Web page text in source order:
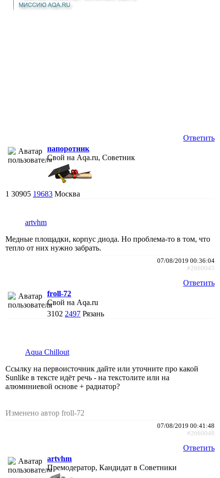
Ответить
папоротник
Свой на Aqa.ru, Советник
1 30905 19683 Москва
artvhm
Медные площадки, корпус диода. Но проблема-то в том, что
тепло от них нужно забрать.
07/08/2019 00:36:04
#2660045
Ответить
froll-72
Свой на Aqa.ru
3102 2497 Рязань
Aqua Chillout
Ссылку на первоисточник дайте или уточните про какой
Sunlike в тексте идёт речь - на текстолите или на
алюминиевой основе + радиатор?
Изменено автор froll-72
07/08/2019 00:41:48
#2660048
Ответить
artvhm
Премодератор, Кандидат в Советники